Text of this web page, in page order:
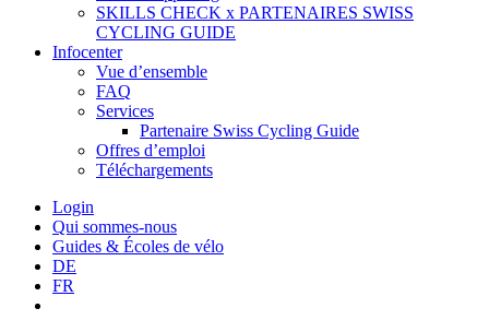
SKILLS CHECK x PARTENAIRES SWISS
CYCLING GUIDE
Infocenter
Vue d’ensemble
FAQ
Services
Partenaire Swiss Cycling Guide
Offres d’emploi
Téléchargements
Login
Qui sommes-nous
Guides & Écoles de vélo
DE
FR